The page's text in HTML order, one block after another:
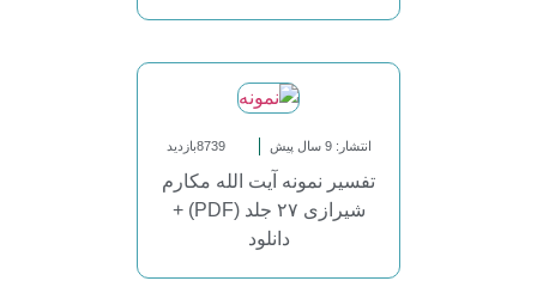
انتشار: 9 سال پیش 8739بازدید
تفسیر نمونه آیت الله مکارم
شیرازی ۲۷ جلد (PDF) +
دانلود